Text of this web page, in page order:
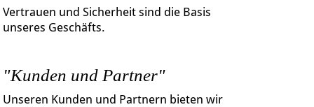
Vertrauen und Sicherheit sind die Basis
unseres Geschäfts.
"Kunden und Partner"
Unseren Kunden und Partnern bieten wir